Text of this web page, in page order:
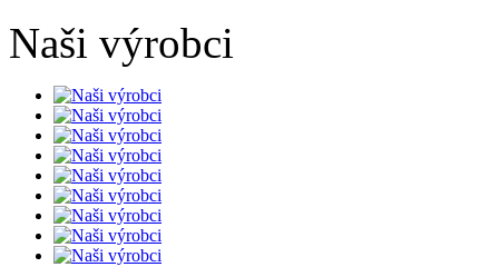
Naši výrobci